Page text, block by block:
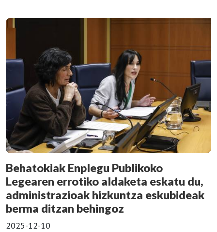
Behatokiak Enplegu Publikoko
Legearen errotiko aldaketa eskatu du,
administrazioak hizkuntza eskubideak
berma ditzan behingoz
2025-12-10